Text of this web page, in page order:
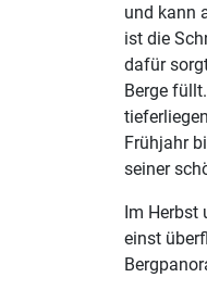
und kann
ist die
dafür
Berge
Frühjahr
seiner
Im Herbst
einst